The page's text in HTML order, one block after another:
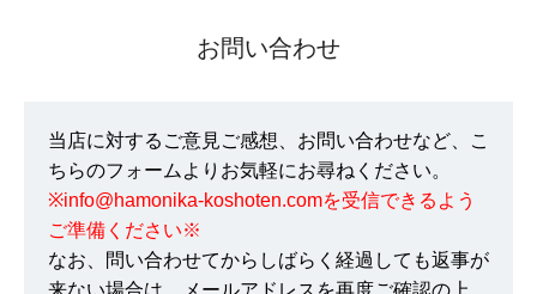
お問い合わせ
当店に対するご意見ご感想、お問い合わせなど、こ
ちらのフォームよりお気軽にお尋ねください。
※info@hamonika-koshoten.comを受信できるよう
ご準備ください※
なお、問い合わせてからしばらく経過しても返事が
来ない場合は、メールアドレスを再度ご確認の上、